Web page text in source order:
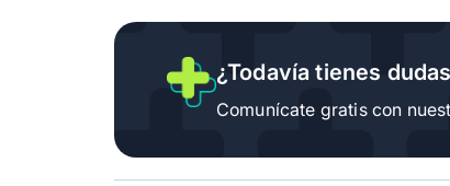
Remisiones
Roles predefinidos de
usuarios
¿Todavía tienes
Comunícate gratis con